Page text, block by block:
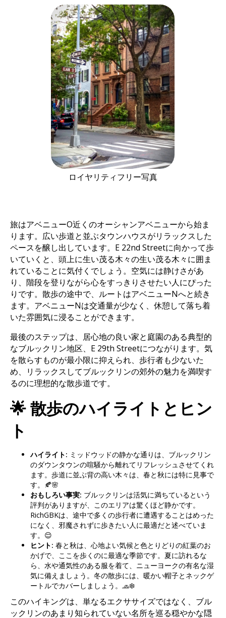
ロイヤリティフリー写真
旅はアベニューO近くのオーシャンアベニューから始ま
ります。広い歩道と並ぶタウンハウスがリラックスした
ペースを醸し出しています。E 22nd Streetに向かって歩
いていくと、頭上に生い茂る木々の生い茂る木々に囲ま
れていることに気付くでしょう。空気には静けさがあ
り、階段を登りながら心をすっきりさせたい人にぴった
りです。散歩の途中で、ルートはアベニューNへと続き
ます。アベニューNは交通量が少なく、休憩して落ち着
いた雰囲気に浸ることができます。
最後のステップは、居心地の良い家と庭園のある典型的
なブルックリン地区、E 29th Streetにつながります。気
を散らすものが最小限に抑えられ、歩行者も少ないた
め、リラックスしてブルックリンの郊外の魅力を満喫す
るのに理想的な散歩道です。
🌟 散歩のハイライトとヒン
ト
ハイライト: ミッドウッドの静かな通りは、ブルックリン
のダウンタウンの喧騒から離れてリフレッシュさせてくれ
ます。歩道に並ぶ背の高い木々は、春と秋には特に見事で
す。🍂🌸
おもしろい事実: ブルックリンは活気に満ちているという
評判がありますが、このエリアは驚くほど静かです。
RichGBKは、途中で多くの歩行者に遭遇することはめった
になく、邪魔されずに歩きたい人に最適だと述べていま
す。😌
ヒント: 春と秋は、心地よい気候と色とりどりの紅葉のお
かげで、ここを歩くのに最適な季節です。夏に訪れるな
ら、水や通気性のある服を着て、ニューヨークの有名な湿
気に備えましょう。冬の散歩には、暖かい帽子とネックゲ
ートルでカバーしましょう。🧢❄️
このハイキングは、単なるエクササイズではなく、ブル
ックリンのあまり知られていない名所を巡る穏やかな隠